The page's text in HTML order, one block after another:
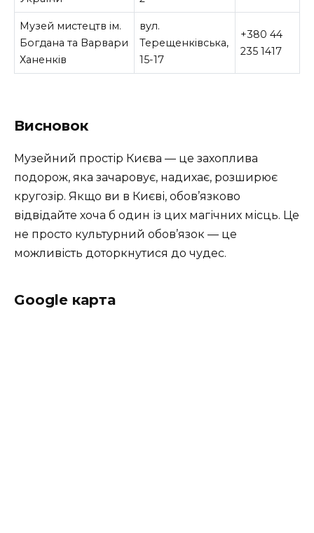
Музей мистецтв ім.
Богдана та Варвари
Ханенків
вул.
Терещенківська,
15-17
+380 44
235 1417
Висновок
Музейний простір Києва — це захоплива
подорож, яка зачаровує, надихає, розширює
кругозір. Якщо ви в Києві, обов’язково
відвідайте хоча б один із цих магічних місць. Це
не просто культурний обов’язок — це
можливість доторкнутися до чудес.
Google карта